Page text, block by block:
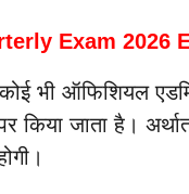
Exam 2026
भी ऑफिशियल
किया जाता है।